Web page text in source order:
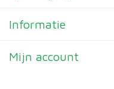
Informatie
Mijn account